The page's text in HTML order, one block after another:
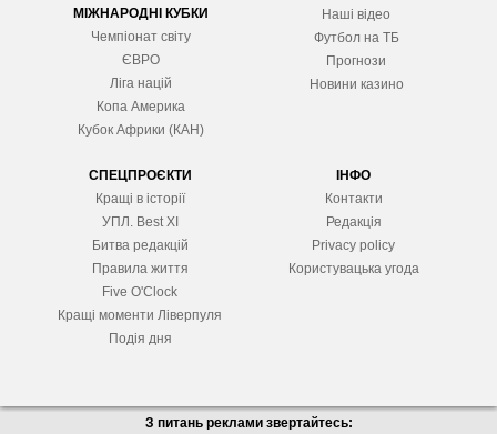
МІЖНАРОДНІ КУБКИ
Чемпіонат світу
ЄВРО
Ліга націй
Копа Америка
Кубок Африки (КАН)
Наші відео
Футбол на ТБ
Прогнози
Новини казино
СПЕЦПРОЄКТИ
Кращі в історії
УПЛ. Best XІ
Битва редакцій
Правила життя
Five O'Clock
Кращі моменти Ліверпуля
Подія дня
ІНФО
Контакти
Редакція
Privacy policy
Користувацька угода
З питань реклами звертайтесь: